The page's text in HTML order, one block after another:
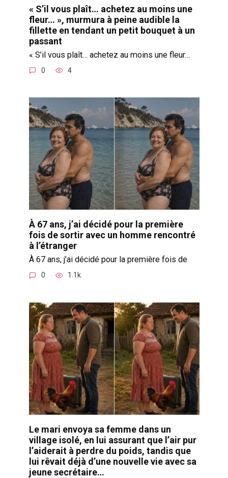
« S’il vous plaît… achetez au moins une
fleur… », murmura à peine audible la
fillette en tendant un petit bouquet à un
passant
« S’il vous plaît… achetez au moins une fleur…
0 4
À 67 ans, j’ai décidé pour la première
fois de sortir avec un homme rencontré
à l’étranger
À 67 ans, j’ai décidé pour la première fois de
0 1.1k.
Le mari envoya sa femme dans un
village isolé, en lui assurant que l’air pur
l’aiderait à perdre du poids, tandis que
lui rêvait déjà d’une nouvelle vie avec sa
jeune secrétaire…